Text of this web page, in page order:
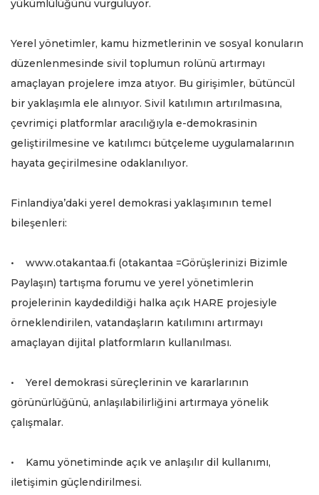
yükümlülüğünü vurguluyor.
Yerel yönetimler, kamu hizmetlerinin ve sosyal konuların
düzenlenmesinde sivil toplumun rolünü artırmayı
amaçlayan projelere imza atıyor. Bu girişimler, bütüncül
bir yaklaşımla ele alınıyor. Sivil katılımın artırılmasına,
çevrimiçi platformlar aracılığıyla e-demokrasinin
geliştirilmesine ve katılımcı bütçeleme uygulamalarının
hayata geçirilmesine odaklanılıyor.
Finlandiya’daki yerel demokrasi yaklaşımının temel
bileşenleri:
• www.otakantaa.fi (otakantaa =Görüşlerinizi Bizimle
Paylaşın) tartışma forumu ve yerel yönetimlerin
projelerinin kaydedildiği halka açık HARE projesiyle
örneklendirilen, vatandaşların katılımını artırmayı
amaçlayan dijital platformların kullanılması.
• Yerel demokrasi süreçlerinin ve kararlarının
görünürlüğünü, anlaşılabilirliğini artırmaya yönelik
çalışmalar.
• Kamu yönetiminde açık ve anlaşılır dil kullanımı,
iletişimin güçlendirilmesi.